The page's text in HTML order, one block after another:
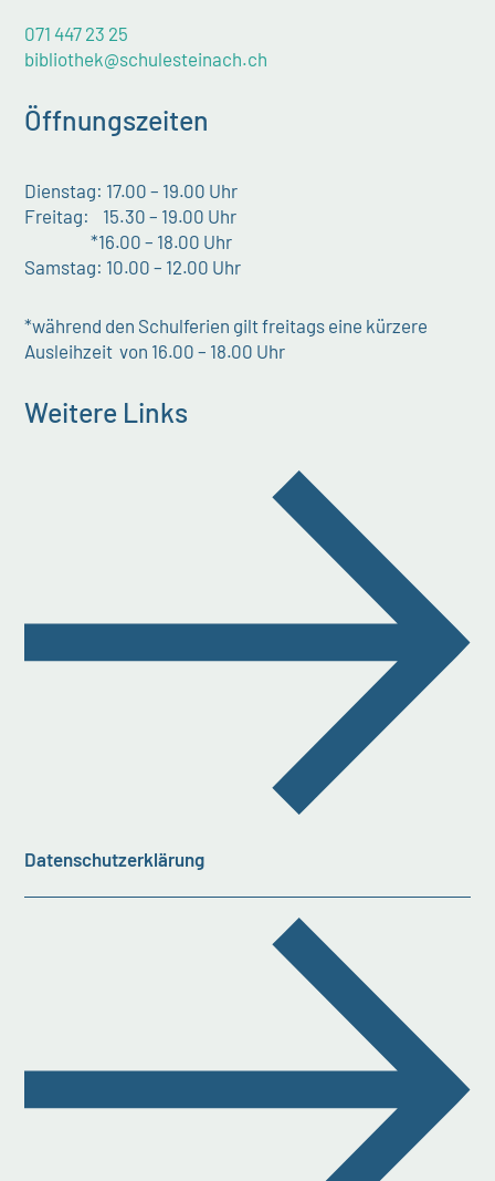
071 447 23 25
bibliothek@schulesteinach.ch
Öffnungszeiten
Dienstag: 17.00 – 19.00 Uhr
Freitag: 15.30 – 19.00 Uhr
*16.00 – 18.00 Uhr
Samstag: 10.00 – 12.00 Uhr
*während den Schulferien gilt freitags eine kürzere
Ausleihzeit von 16.00 – 18.00 Uhr
Weitere Links
Datenschutzerklärung